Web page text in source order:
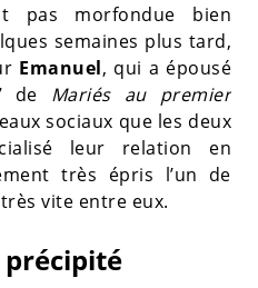
pas morfondue bien
semaines plus tard,
Emanuel, qui a épousé
de Mariés au premier
sociaux que les deux
leur relation en
très épris l’un de
vite entre eux.
précipité